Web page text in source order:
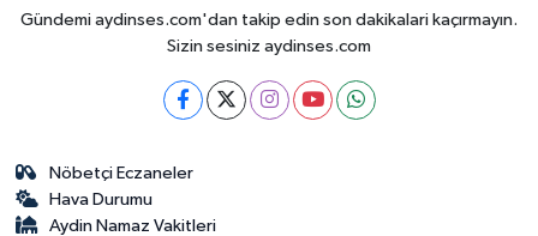
Gündemi aydinses.com'dan takip edin son dakikalari kaçırmayın.
Sizin sesiniz aydinses.com
Nöbetçi Eczaneler
Hava Durumu
Aydin Namaz Vakitleri